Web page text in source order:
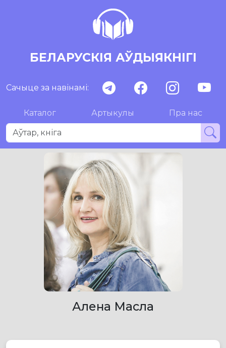
БЕЛАРУСКІЯ АЎДЫЯКНІГІ
Сачыце за навінамі:
Каталог Артыкулы Пра нас
Алена Масла